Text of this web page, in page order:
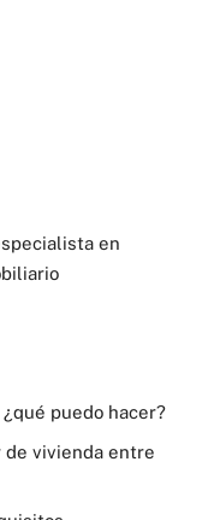
en
puedo hacer?
de vivienda entre